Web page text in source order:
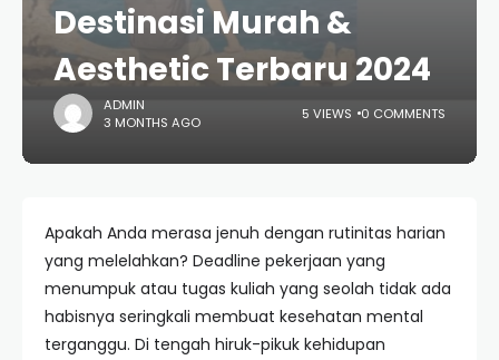
Destinasi Murah &
Aesthetic Terbaru 2024
ADMIN
3 MONTHS AGO
5 VIEWS 0 COMMENTS
Apakah Anda merasa jenuh dengan rutinitas harian
yang melelahkan? Deadline pekerjaan yang
menumpuk atau tugas kuliah yang seolah tidak ada
habisnya seringkali membuat kesehatan mental
terganggu. Di tengah hiruk-pikuk kehidupan